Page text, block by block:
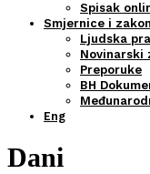
Spisak
Smjernice i
Ljudska
Novinarski
Preporuke
BH
Eng
Dani